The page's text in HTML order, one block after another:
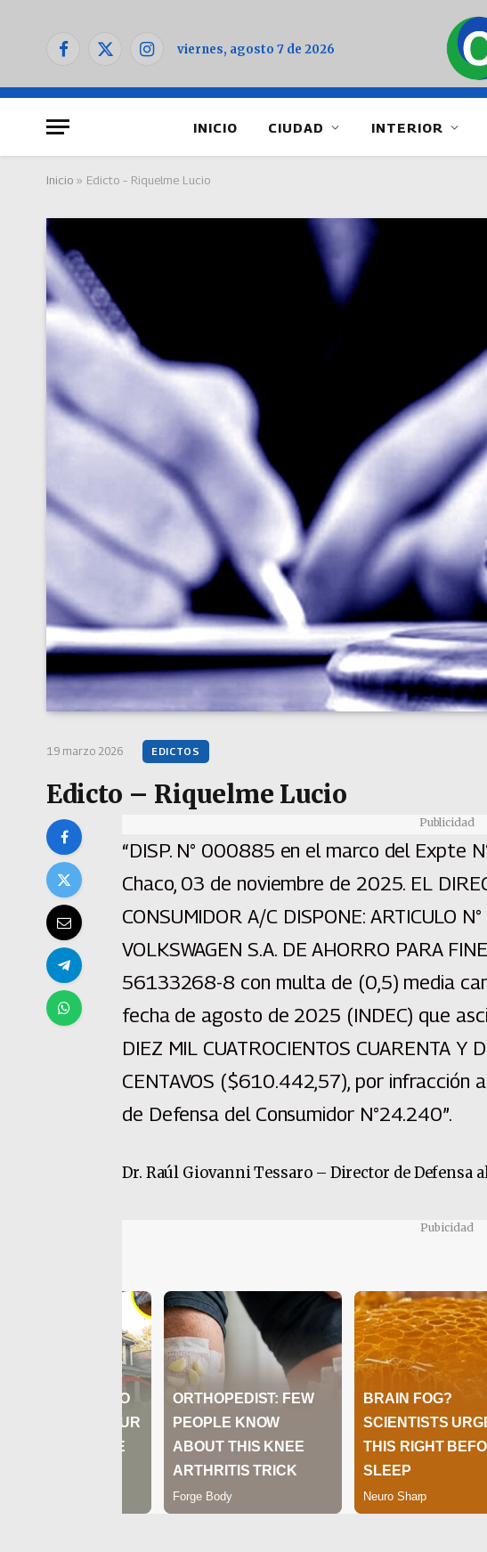
Facebook
X
Instagramviernes, agosto 7 de 2026
INICIO CIUDAD INTERIOR
Inicio » Edicto – Riquelme Lucio
19 marzo 2026 EDICTOS
Edicto – Riquelme Lucio
Publicidad
“DISP. N° 000885 en el marco del Expte
Chaco, 03 de noviembre de 2025. EL
CONSUMIDOR A/C DISPONE: ARTICULO
VOLKSWAGEN S.A. DE AHORRO PARA
56133268-8 con multa de (0,5) media
fecha de agosto de 2025 (INDEC) que
DIEZ MIL CUATROCIENTOS CUARENTA Y
CENTAVOS ($610.442,57), por infracción
de Defensa del Consumidor N°24.240”.
Dr. Raúl Giovanni Tessaro – Director de Defensa
Pubicidad